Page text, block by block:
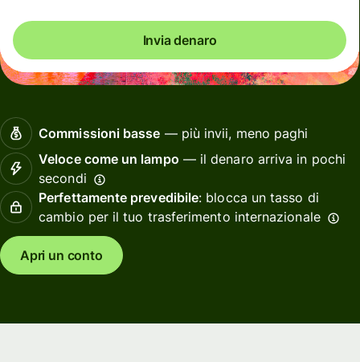
Invia denaro
Commissioni basse — più invii, meno paghi
Veloce come un lampo — il denaro arriva in pochi
secondi
Perfettamente prevedibile: blocca un tasso di
cambio per il tuo trasferimento internazionale
Apri un conto